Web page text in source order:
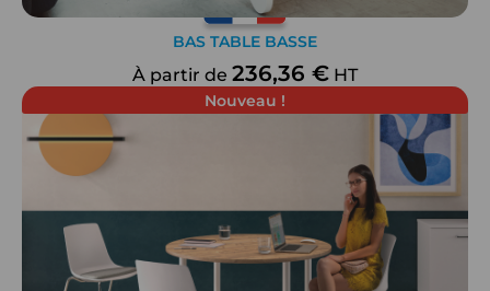
BAS TABLE BASSE
À partir de 236,36 € HT
Nouveau !